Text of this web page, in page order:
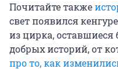
Почитайте также
свет появился
из цирка, оставшиеся
добрых историй, от
про то, как